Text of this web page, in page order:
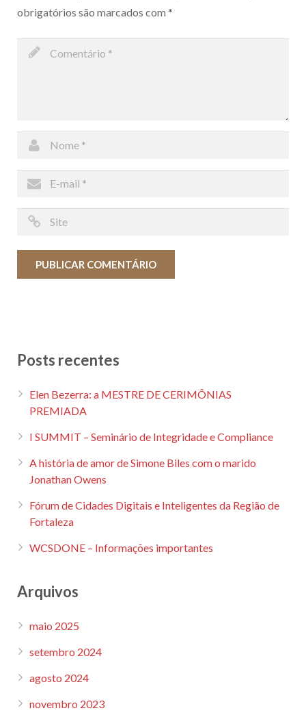
obrigatórios são marcados com *
Posts recentes
Elen Bezerra: a MESTRE DE CERIMÔNIAS
PREMIADA
I SUMMIT – Seminário de Integridade e Compliance
A história de amor de Simone Biles com o marido
Jonathan Owens
Fórum de Cidades Digitais e Inteligentes da Região de
Fortaleza
WCSDONE – Informações importantes
Arquivos
maio 2025
setembro 2024
agosto 2024
novembro 2023